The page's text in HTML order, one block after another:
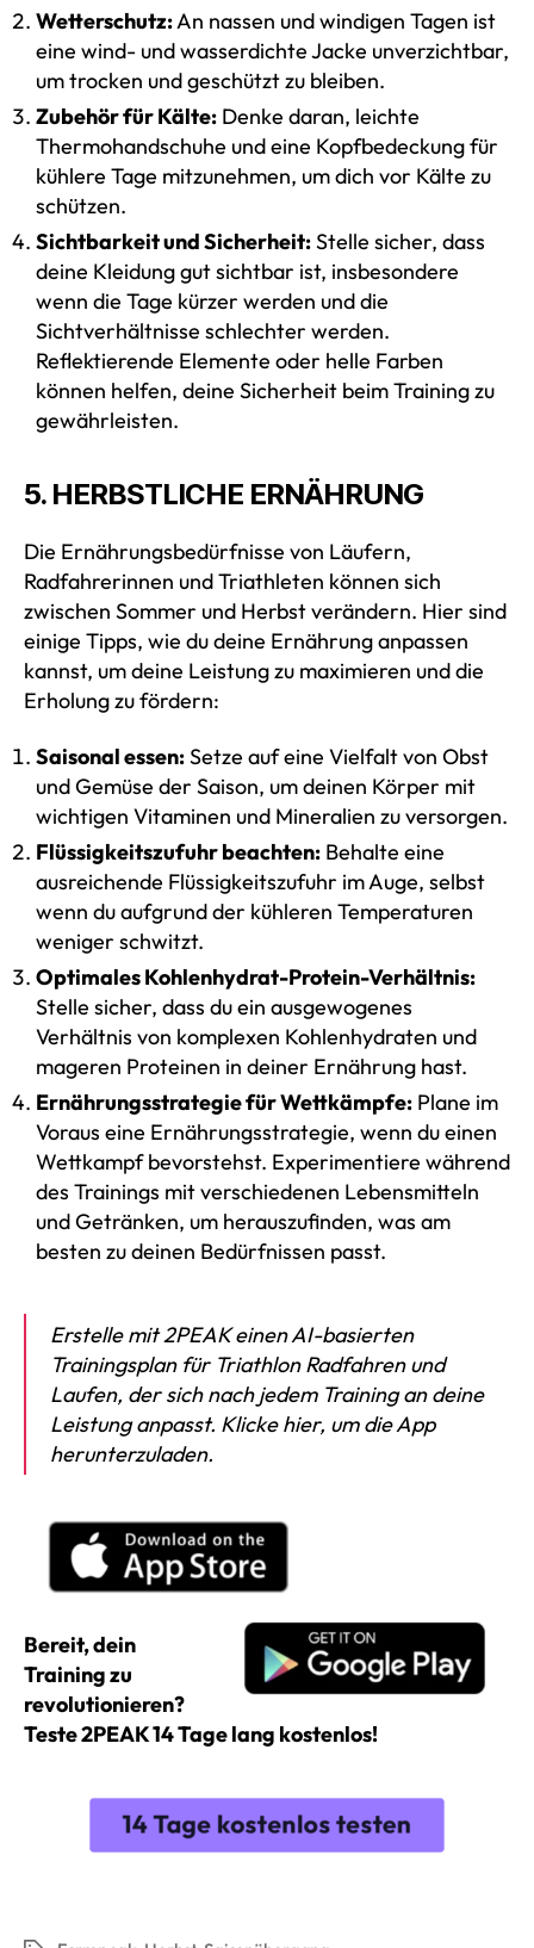
Wetterschutz:An nassen und windigen Tagen ist
eine wind- und wasserdichte Jacke unverzichtbar,
um trocken und geschützt zu bleiben.
Zubehör für Kälte: Denke daran, leichte
Thermohandschuhe und eine Kopfbedeckung für
kühlere Tage mitzunehmen, um dich vor Kälte zu
schützen.
Sichtbarkeit und Sicherheit:Stelle sicher, dass
deine Kleidung gut sichtbar ist, insbesondere
wenn die Tage kürzer werden und die
Sichtverhältnisse schlechter werden.
Reflektierende Elemente oder helle Farben
können helfen, deine Sicherheit beim Training zu
gewährleisten.
5. HERBSTLICHE ERNÄHRUNG
Die Ernährungsbedürfnisse von Läufern,
Radfahrerinnen und Triathleten können sich
zwischen Sommer und Herbst verändern. Hier sind
einige Tipps, wie du deine Ernährung anpassen
kannst, um deine Leistung zu maximieren und die
Erholung zu fördern:
Saisonal essen:Setze auf eine Vielfalt von Obst
und Gemüse der Saison, um deinen Körper mit
wichtigen Vitaminen und Mineralien zu versorgen.
Flüssigkeitszufuhr beachten: Behalte eine
ausreichende Flüssigkeitszufuhr im Auge, selbst
wenn du aufgrund der kühleren Temperaturen
weniger schwitzt.
Optimales Kohlenhydrat-Protein-Verhältnis:
Stelle sicher, dass du ein ausgewogenes
Verhältnis von komplexen Kohlenhydraten und
mageren Proteinen in deiner Ernährung hast.
Ernährungsstrategie für Wettkämpfe: Plane im
Voraus eine Ernährungsstrategie, wenn du einen
Wettkampf bevorstehst. Experimentiere während
des Trainings mit verschiedenen Lebensmitteln
und Getränken, um herauszufinden, was am
besten zu deinen Bedürfnissen passt.
Erstelle mit 2PEAK einen AI-basierten
Trainingsplan für Triathlon Radfahren und
Laufen, der sich nach jedem Training an deine
Leistung anpasst. Klicke hier, um die App
herunterzuladen.
Bereit, dein
Training zu
revolutionieren?
Teste 2PEAK 14 Tage lang kostenlos!